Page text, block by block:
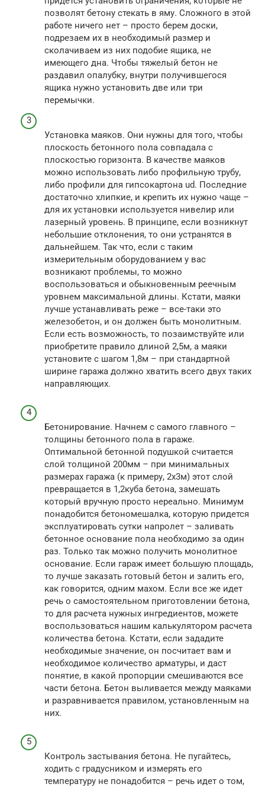
позволят бетону стекать в яму. Сложного в этой
работе ничего нет – просто берем доски,
подрезаем их в необходимый размер и
сколачиваем из них подобие ящика, не
имеющего дна. Чтобы тяжелый бетон не
раздавил опалубку, внутри получившегося
ящика нужно установить две или три
перемычки.
Установка маяков. Они нужны для того, чтобы
плоскость бетонного пола совпадала с
плоскостью горизонта. В качестве маяков
можно использовать либо профильную трубу,
либо профили для гипсокартона ud. Последние
достаточно хлипкие, и крепить их нужно чаще –
для их установки используется нивелир или
лазерный уровень. В принципе, если возникнут
небольшие отклонения, то они устранятся в
дальнейшем. Так что, если с таким
измерительным оборудованием у вас
возникают проблемы, то можно
воспользоваться и обыкновенным реечным
уровнем максимальной длины. Кстати, маяки
лучше устанавливать реже – все-таки это
железобетон, и он должен быть монолитным.
Если есть возможность, то позаимствуйте или
приобретите правило длиной 2,5м, а маяки
установите с шагом 1,8м – при стандартной
ширине гаража должно хватить всего двух таких
направляющих.
Бетонирование. Начнем с самого главного –
толщины бетонного пола в гараже.
Оптимальной бетонной подушкой считается
слой толщиной 200мм – при минимальных
размерах гаража (к примеру, 2х3м) этот слой
превращается в 1,2куба бетона, замешать
который вручную просто нереально. Минимум
понадобится бетономешалка, которую придется
эксплуатировать сутки напролет – заливать
бетонное основание пола необходимо за один
раз. Только так можно получить монолитное
основание. Если гараж имеет большую площадь,
то лучше заказать готовый бетон и залить его,
как говорится, одним махом. Если все же идет
речь о самостоятельном приготовлении бетона,
то для расчета нужных ингредиентов, можете
воспользоваться нашим калькулятором расчета
количества бетона. Кстати, если зададите
необходимые значение, он посчитает вам и
необходимое количество арматуры, и даст
понятие, в какой пропорции смешиваются все
части бетона. Бетон выливается между маяками
и разравнивается правилом, установленным на
них.
Контроль застывания бетона. Не пугайтесь,
ходить с градусником и измерять его
температуру не понадобится – речь идет о том,